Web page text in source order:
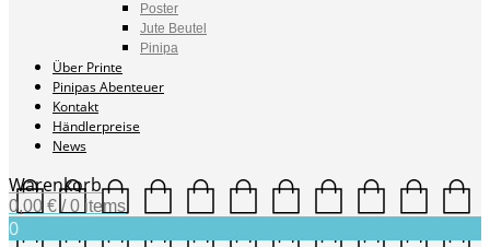
Poster
Jute Beutel
Pinipa
Über Printe
Pinipas Abenteuer
Kontakt
Händlerpreise
News
Warenkorb
0,00 € / 0 items
0